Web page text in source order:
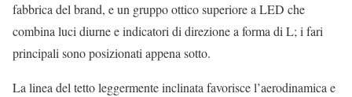
fabbrica del brand, e un gruppo ottico superiore a LED che
combina luci diurne e indicatori di direzione a forma di L; i fari
principali sono posizionati appena sotto.
La linea del tetto leggermente inclinata favorisce l’aerodinamica e